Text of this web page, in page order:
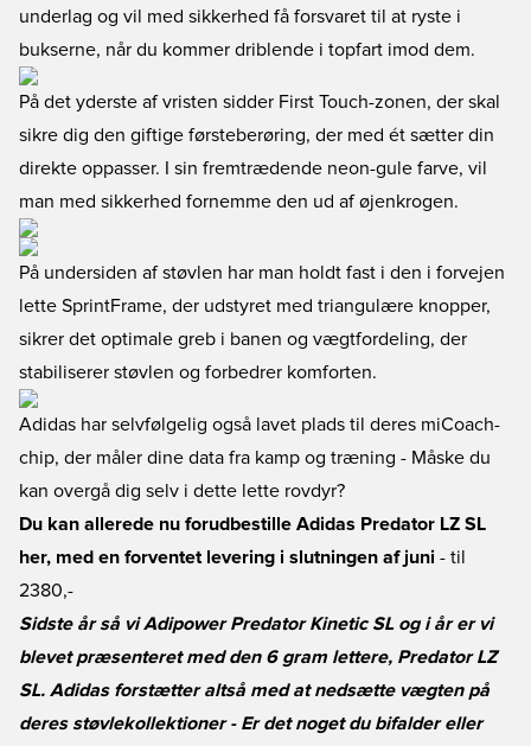
underlag og vil med sikkerhed få forsvaret til at ryste i
bukserne, når du kommer driblende i topfart imod dem.
På det yderste af vristen sidder First Touch-zonen, der skal
sikre dig den giftige førsteberøring, der med ét sætter din
direkte oppasser. I sin fremtrædende neon-gule farve, vil
man med sikkerhed fornemme den ud af øjenkrogen.
På undersiden af støvlen har man holdt fast i den i forvejen
lette SprintFrame, der udstyret med triangulære knopper,
sikrer det optimale greb i banen og vægtfordeling, der
stabiliserer støvlen og forbedrer komforten.
Adidas har selvfølgelig også lavet plads til deres miCoach-
chip, der måler dine data fra kamp og træning - Måske du
kan overgå dig selv i dette lette rovdyr?
Du kan allerede nu forudbestille Adidas Predator LZ SL
her, med en forventet levering i slutningen af juni - til
2380,-
Sidste år så vi Adipower Predator Kinetic SL og i år er vi
blevet præsenteret med den 6 gram lettere, Predator LZ
SL. Adidas forstætter altså med at nedsætte vægten på
deres støvlekollektioner - Er det noget du bifalder eller